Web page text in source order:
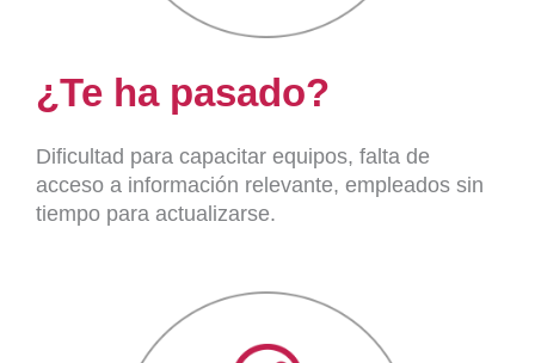
¿Te ha pasado?
Dificultad para capacitar equipos, falta de
acceso a información relevante, empleados sin
tiempo para actualizarse.